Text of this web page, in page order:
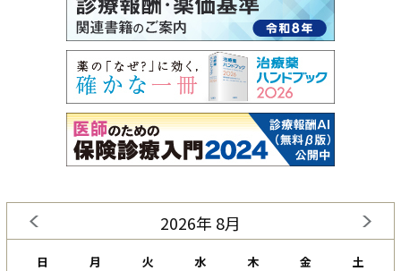
2026年 8月
日 月 火 水 木 金 土